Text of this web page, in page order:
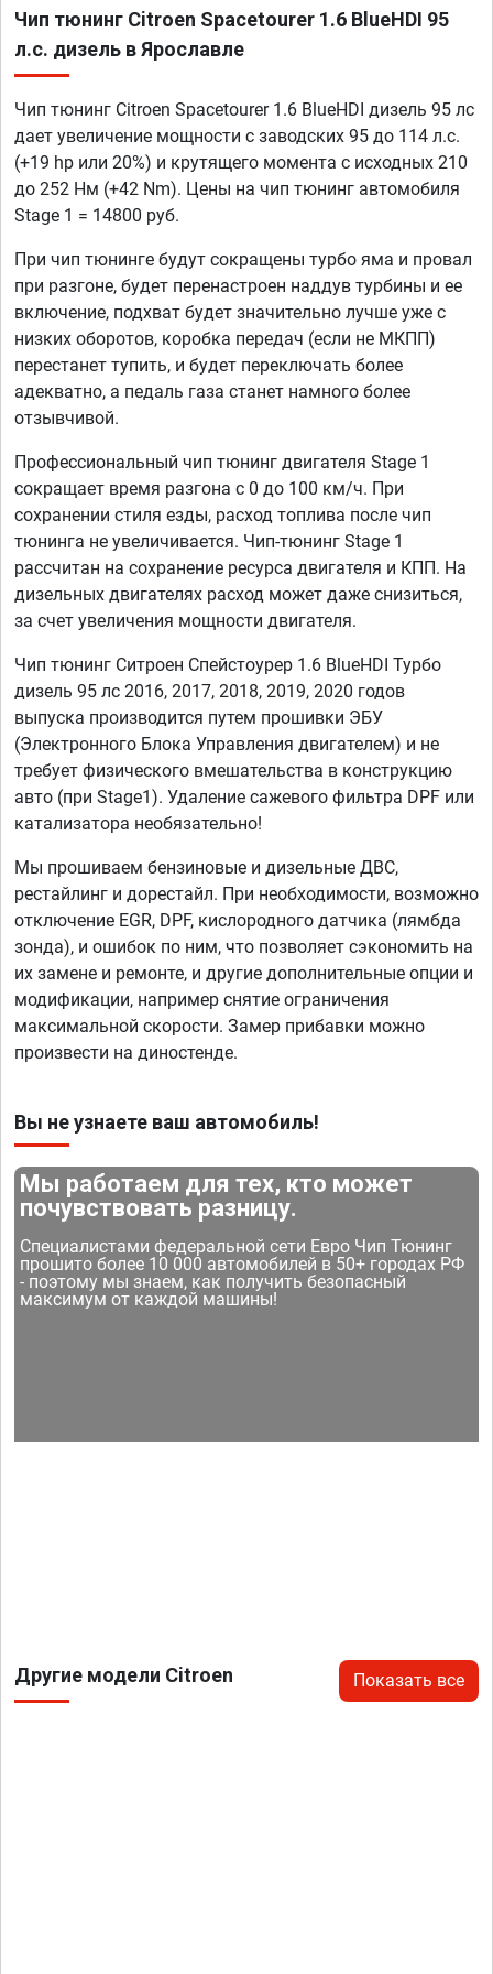
Чип тюнинг Citroen Spacetourer 1.6 BlueHDI 95
л.с. дизель в Ярославле
Чип тюнинг Citroen Spacetourer 1.6 BlueHDI дизель 95 лс
дает увеличение мощности с заводских 95 до 114 л.с.
(+19 hp или 20%) и крутящего момента с исходных 210
до 252 Нм (+42 Nm). Цены на чип тюнинг автомобиля
Stage 1 = 14800 руб.
При чип тюнинге будут сокращены турбо яма и провал
при разгоне, будет перенастроен наддув турбины и ее
включение, подхват будет значительно лучше уже с
низких оборотов, коробка передач (если не МКПП)
перестанет тупить, и будет переключать более
адекватно, а педаль газа станет намного более
отзывчивой.
Профессиональный чип тюнинг двигателя Stage 1
сокращает время разгона с 0 до 100 км/ч. При
сохранении стиля езды, расход топлива после чип
тюнинга не увеличивается. Чип-тюнинг Stage 1
рассчитан на сохранение ресурса двигателя и КПП. На
дизельных двигателях расход может даже снизиться,
за счет увеличения мощности двигателя.
Чип тюнинг Ситроен Спейстоурер 1.6 BlueHDI Турбо
дизель 95 лс 2016, 2017, 2018, 2019, 2020 годов
выпуска производится путем прошивки ЭБУ
(Электронного Блока Управления двигателем) и не
требует физического вмешательства в конструкцию
авто (при Stage1). Удаление сажевого фильтра DPF или
катализатора необязательно!
Мы прошиваем бензиновые и дизельные ДВС,
рестайлинг и дорестайл. При необходимости, возможно
отключение EGR, DPF, кислородного датчика (лямбда
зонда), и ошибок по ним, что позволяет сэкономить на
их замене и ремонте, и другие дополнительные опции и
модификации, например снятие ограничения
максимальной скорости. Замер прибавки можно
произвести на диностенде.
Вы не узнаете ваш автомобиль!
Мы работаем для тех, кто может
почувствовать разницу.
Специалистами федеральной сети Евро Чип Тюнинг
прошито более 10 000 автомобилей в 50+ городах РФ
- поэтому мы знаем, как получить безопасный
максимум от каждой машины!
Другие модели Citroen Показать все